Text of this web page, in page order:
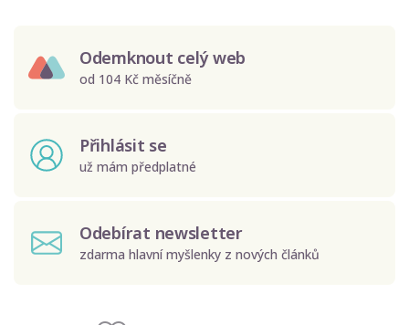
Odemknout celý web
od 104 Kč měsíčně
Přihlásit se
už mám předplatné
Odebírat newsletter
zdarma hlavní myšlenky z nových článků